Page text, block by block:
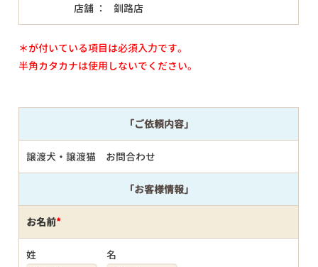
店舗 ：
釧路店
＊が付いている項目は必須入力です。
半角カタカナは使用しないでください。
「ご依頼内容」
譲渡犬・譲渡猫 お問合わせ
「お客様情報」
お名前*
姓 名